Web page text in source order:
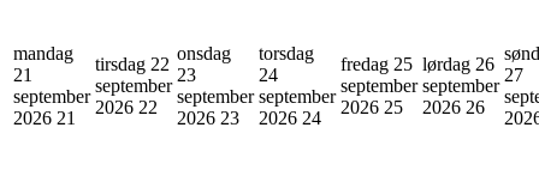
mandag
21
september
2026 21
tirsdag 22
september
2026 22
onsdag
23
september
2026 23
torsdag
24
september
2026 24
fredag 25
september
2026 25
lørdag 26
september
2026 26
27